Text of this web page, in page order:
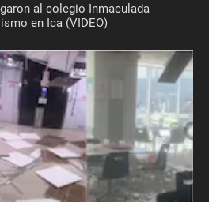
al colegio Inmaculada
en Ica (VIDEO)